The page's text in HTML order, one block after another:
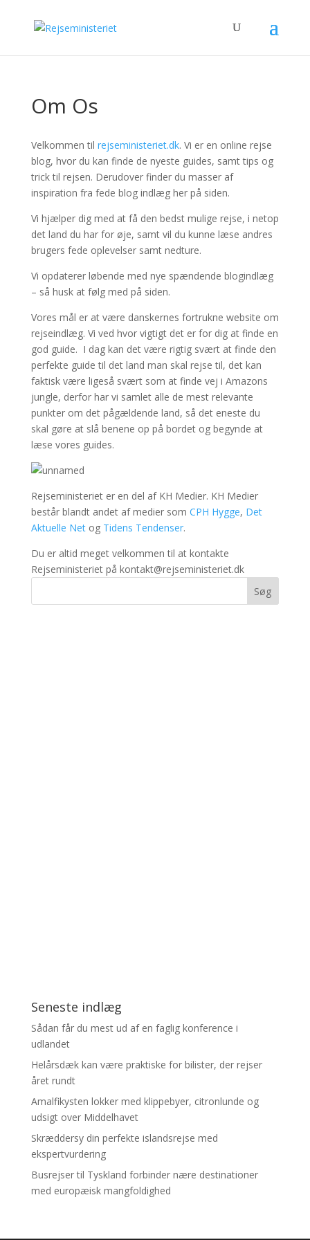
Om Os
Velkommen til rejseministeriet.dk. Vi er en online rejse
blog, hvor du kan finde de nyeste guides, samt tips og
trick til rejsen. Derudover finder du masser af
inspiration fra fede blog indlæg her på siden.
Vi hjælper dig med at få den bedst mulige rejse, i netop
det land du har for øje, samt vil du kunne læse andres
brugers fede oplevelser samt nedture.
Vi opdaterer løbende med nye spændende blogindlæg
– så husk at følg med på siden.
Vores mål er at være danskernes fortrukne website om
rejseindlæg. Vi ved hvor vigtigt det er for dig at finde en
god guide. I dag kan det være rigtig svært at finde den
perfekte guide til det land man skal rejse til, det kan
faktisk være ligeså svært som at finde vej i Amazons
jungle, derfor har vi samlet alle de mest relevante
punkter om det pågældende land, så det eneste du
skal gøre at slå benene op på bordet og begynde at
læse vores guides.
Rejseministeriet er en del af KH Medier. KH Medier
består blandt andet af medier som CPH Hygge, Det
Aktuelle Netog Tidens Tendenser.
Du er altid meget velkommen til at kontakte
Rejseministeriet på kontakt@rejseministeriet.dk
Seneste indlæg
Sådan får du mest ud af en faglig konference i
udlandet
Helårsdæk kan være praktiske for bilister, der rejser
året rundt
Amalfikysten lokker med klippebyer, citronlunde og
udsigt over Middelhavet
Skræddersy din perfekte islandsrejse med
ekspertvurdering
Busrejser til Tyskland forbinder nære destinationer
med europæisk mangfoldighed